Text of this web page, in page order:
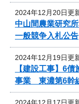
2024年12月20日更
中山間農業研究
一般競争入札公告
2024年12月19日更
【建設工事】6
事業 東濃第6幹